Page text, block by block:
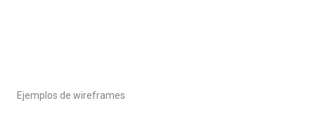
Ejemplos de wireframes